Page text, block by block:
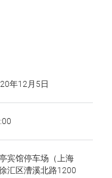
年12月5日
宾馆停车场（上海
汇区漕溪北路1200